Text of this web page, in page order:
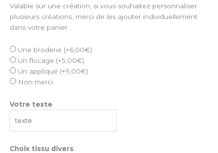
Valable sur une création, si vous souhaitez personnaliser
plusieurs créations, merci de les ajouter individuellement
dans votre panier.
Une broderie (+6,00€)
Un flocage (+5,00€)
Un appliqué (+9,00€)
Non merci
Votre texte
Choix tissu divers